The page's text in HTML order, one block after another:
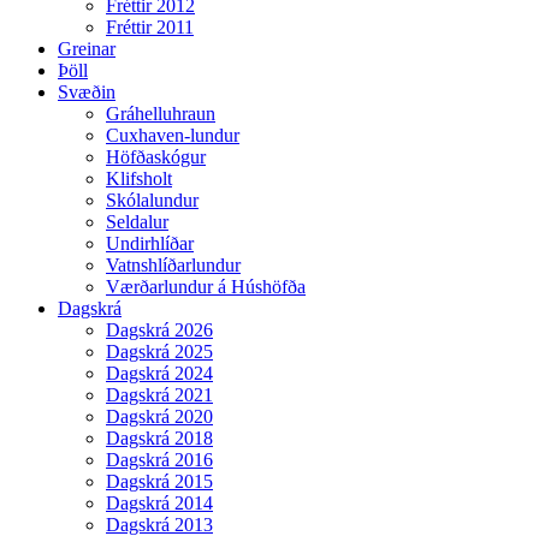
Fréttir 2012
Fréttir 2011
Greinar
Þöll
Svæðin
Gráhelluhraun
Cuxhaven-lundur
Höfðaskógur
Klifsholt
Skólalundur
Seldalur
Undirhlíðar
Vatnshlíðarlundur
Værðarlundur á Húshöfða
Dagskrá
Dagskrá 2026
Dagskrá 2025
Dagskrá 2024
Dagskrá 2021
Dagskrá 2020
Dagskrá 2018
Dagskrá 2016
Dagskrá 2015
Dagskrá 2014
Dagskrá 2013